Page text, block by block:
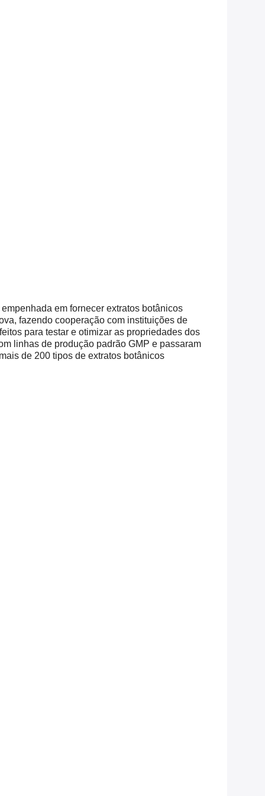
em fornecer extratos botânicos
fazendo cooperação com instituições de
para testar e otimizar as propriedades dos
linhas de produção padrão GMP e passaram
de 200 tipos de extratos botânicos